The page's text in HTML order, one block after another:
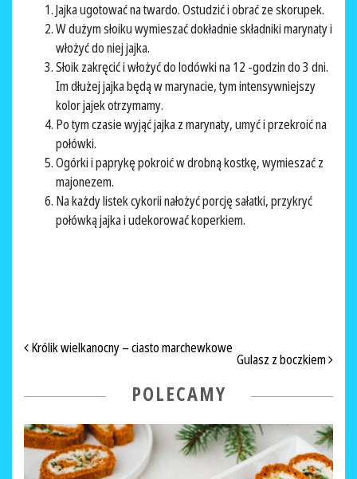
Jajka ugotować na twardo. Ostudzić i obrać ze skorupek.
W dużym słoiku wymieszać dokładnie składniki marynaty i
włożyć do niej jajka.
Słoik zakręcić i włożyć do lodówki na 12 -godzin do 3 dni.
Im dłużej jajka będą w marynacie, tym intensywniejszy
kolor jajek otrzymamy.
Po tym czasie wyjąć jajka z marynaty, umyć i przekroić na
połówki.
Ogórki i paprykę pokroić w drobną kostkę, wymieszać z
majonezem.
Na każdy listek cykorii nałożyć porcję sałatki, przykryć
połówką jajka i udekorować koperkiem.
NAWIGACJA PO ARTYKUŁACH
Królik wielkanocny – ciasto marchewkowe
Gulasz z boczkiem
POLECAMY